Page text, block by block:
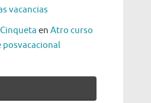
vacancias
en Atro curso
posvacacional